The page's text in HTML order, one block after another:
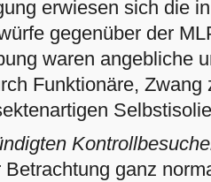
erwiesen sich die
gegenüber der
waren angebliche
Funktionäre, Zwang
ganz